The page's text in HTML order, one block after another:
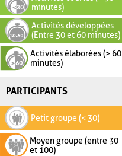
minutes)
Activités développées
(Entre 30 et 60 minutes)
Activités élaborées (> 60
minutes)
PARTICIPANTS
Petit groupe (< 30)
Moyen groupe (entre 30
et 100)